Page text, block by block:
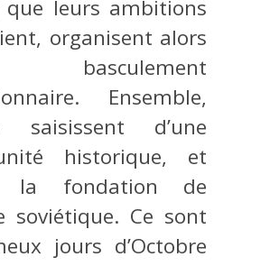
que leurs ambitions
organisent alors
Ensemble,
d’une
historique, et
la fondation de
soviétique. Ce sont
jours d’Octobre